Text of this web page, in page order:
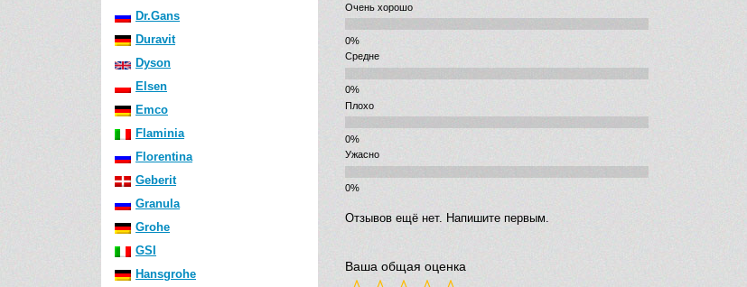
Dr.Gans
Duravit
Dyson
Elsen
Emco
Flaminia
Florentina
Geberit
Granula
Grohe
GSI
Hansgrohe
Очень хорошо
Средне
Плохо
Ужасно
Отзывов ещё нет. Напишите первым.
Ваша общая оценка